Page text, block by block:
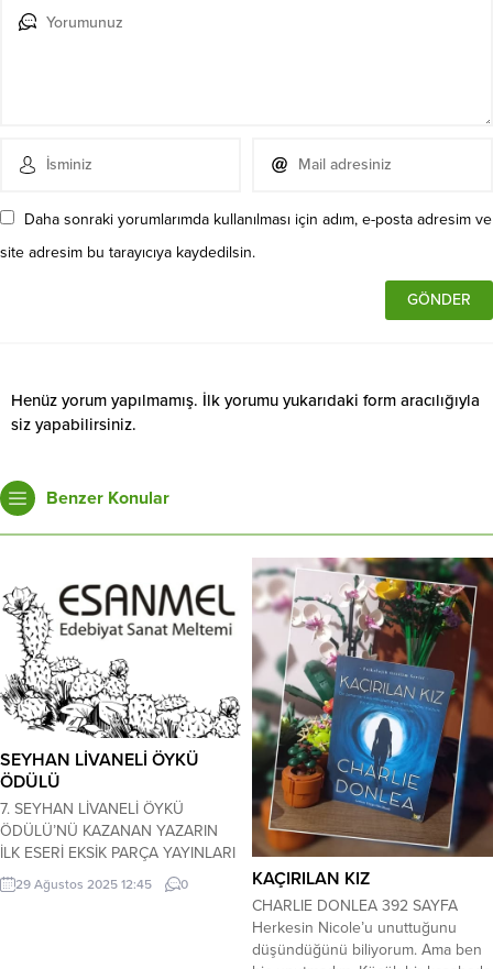
Daha sonraki yorumlarımda kullanılması için adım, e-posta adresim ve
site adresim bu tarayıcıya kaydedilsin.
Henüz yorum yapılmamış. İlk yorumu yukarıdaki form aracılığıyla
siz yapabilirsiniz.
Benzer Konular
SEYHAN LİVANELİ ÖYKÜ
ÖDÜLÜ
7. SEYHAN LİVANELİ ÖYKÜ
ÖDÜLÜ’NÜ KAZANAN YAZARIN
İLK ESERİ EKSİK PARÇA YAYINLARI
TARAFINDAN KİTAP OLARAK
BASILACAK.(SON BAŞVURU
29 Ağustos 2025 12:45 0 KAÇIRILAN KIZ
CHARLIE DONLEA 392 SAYFA
Herkesin Nicole’u unuttuğunu
düşündüğünü biliyorum. Ama ben